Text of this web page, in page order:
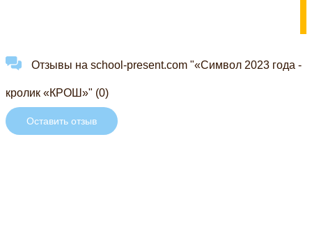
Отзывы на school-present.com "«Символ 2023 года -
кролик «КРОШ»" (0)
Оставить отзыв